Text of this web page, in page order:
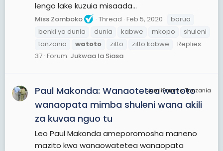
lengo lake kuzuia misaada...
Miss Zomboko Thread Feb 5, 2020
barua
benki ya dunia
dunia kabwe mkopo
shuleni
tanzania
watoto zitto zitto kabwe
Replies:
37 Forum: Jukwaa la Siasa
JamiiForums Tanzania
Paul Makonda: Wanaotetea watoto
wanaopata mimba shuleni wana akili
za kuvaa nguo tu
Leo Paul Makonda ameporomosha maneno
mazito kwa wanaowatetea wanaopata